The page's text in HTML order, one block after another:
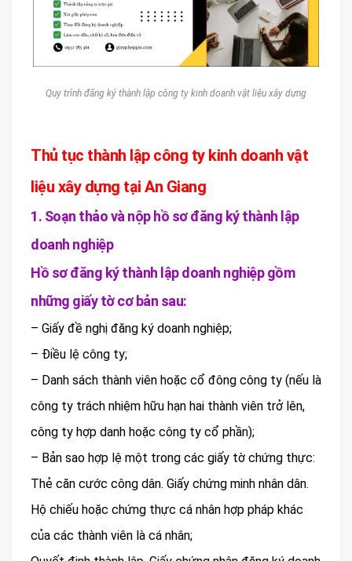
Quy trình đăng ký thành lập công ty kinh doanh vật liệu xây dựng
Thủ tục thành lập công ty kinh doanh vật
liệu xây dựng tại An Giang
1. Soạn thảo và nộp hồ sơ đăng ký thành lập
doanh nghiệp
Hồ sơ đăng ký thành lập doanh nghiệp gồm
những giấy tờ cơ bản sau:
– Giấy đề nghị đăng ký doanh nghiệp;
– Điều lệ công ty;
– Danh sách thành viên hoặc cổ đông công ty (nếu là
công ty trách nhiệm hữu hạn hai thành viên trở lên,
công ty hợp danh hoặc công ty cổ phần);
– Bản sao hợp lệ một trong các giấy tờ chứng thực:
Thẻ căn cước công dân. Giấy chứng minh nhân dân.
Hộ chiếu hoặc chứng thực cá nhân hợp pháp khác
của các thành viên là cá nhân;